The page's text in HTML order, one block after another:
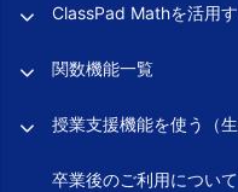
ClassPad Mathを活用
関数機能一覧
授業支援機能を使う（生
卒業後のご利用につい